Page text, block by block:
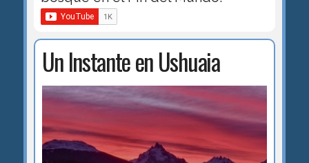
Un Instante en Ushuaia